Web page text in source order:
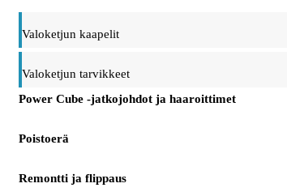
Valoketjun kaapelit
Valoketjun tarvikkeet
Power Cube -jatkojohdot ja haaroittimet
Poistoerä
Remontti ja flippaus